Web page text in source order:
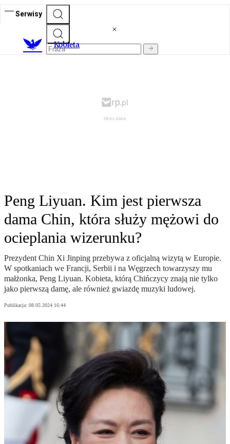
Serwisy
Kobieta
Peng Liyuan. Kim jest pierwsza
dama Chin, która służy mężowi do
ocieplania wizerunku?
Prezydent Chin Xi Jinping przebywa z oficjalną wizytą w Europie.
W spotkaniach we Francji, Serbii i na Węgrzech towarzyszy mu
małżonka, Peng Liyuan. Kobieta, którą Chińczycy znają nie tylko
jako pierwszą damę, ale również gwiazdę muzyki ludowej.
Publikacja: 08.05.2024 16:44